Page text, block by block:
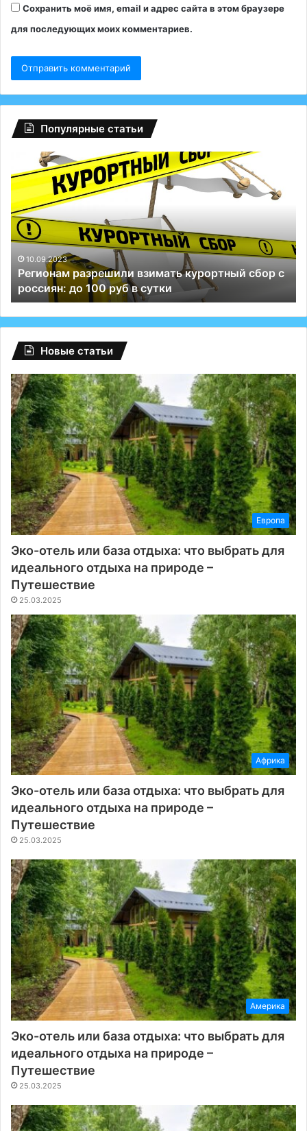
Сохранить моё имя, email и адрес сайта в этом браузере
для последующих моих комментариев.
Популярные статьи
Регионам
разрешили
взимать
курортный
сбор
россиян:
до
100
руб
в
сутки
10.09.2023
Регионам разрешили взимать курортный сбор с
россиян: до 100 руб в сутки
и
Новые статьи
Европа
Эко-отель или база отдыха: что выбрать для
идеального отдыха на природе –
Путешествие
25.03.2025
Африка
Эко-отель или база отдыха: что выбрать для
идеального отдыха на природе –
Путешествие
25.03.2025
Америка
Эко-отель или база отдыха: что выбрать для
идеального отдыха на природе –
Путешествие
25.03.2025